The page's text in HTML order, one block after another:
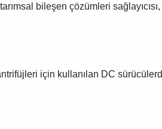
bileşen çözümleri
için kullanılan DC